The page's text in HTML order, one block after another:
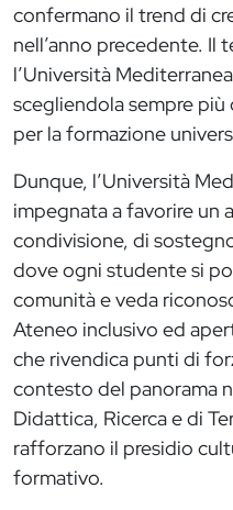
confermano il trend di
nell’anno precedente. Il
l’Università
scegliendola sempre
per la formazione
Dunque, l’Università
impegnata a favorire un
condivisione, di
dove ogni studente si
comunità e veda
Ateneo inclusivo ed
che rivendica punti di
contesto del panorama
Didattica, Ricerca e di
rafforzano il presidio
formativo.